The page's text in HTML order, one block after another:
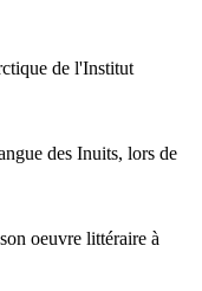
de l'Institut
des Inuits, lors de
oeuvre littéraire à